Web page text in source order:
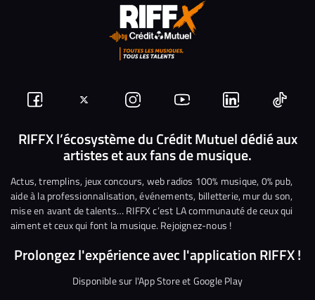
Suivez-
nous
Facebook
Suivez-
nous
sur
Twitter
Nous
rejoindre
sur
Instagram
Nous
rejoindre
sur
YouTube
Nous
rejoindre
sur
Linkedin
Nous
RIFFX l’écosystème du Crédit Mutuel dédié aux
artistes et aux fans de musique.
Actus, tremplins, jeux concours, web radios 100% musique, 0% pub,
aide à la professionnalisation, événements, billetterie, mur du son,
mise en avant de talents… RIFFX c’est LA communauté de ceux qui
aiment et ceux qui font la musique. Rejoignez-nous !
Prolongez l'expérience avec l'application RIFFX !
Disponible sur l'App Store et Google Play